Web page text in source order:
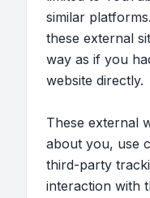
similar
these external
way as if you
website directly.
These external
about you, use
third-party
interaction with